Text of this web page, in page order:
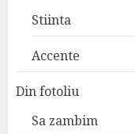
Stiinta
Accente
Din fotoliu
Sa zambim